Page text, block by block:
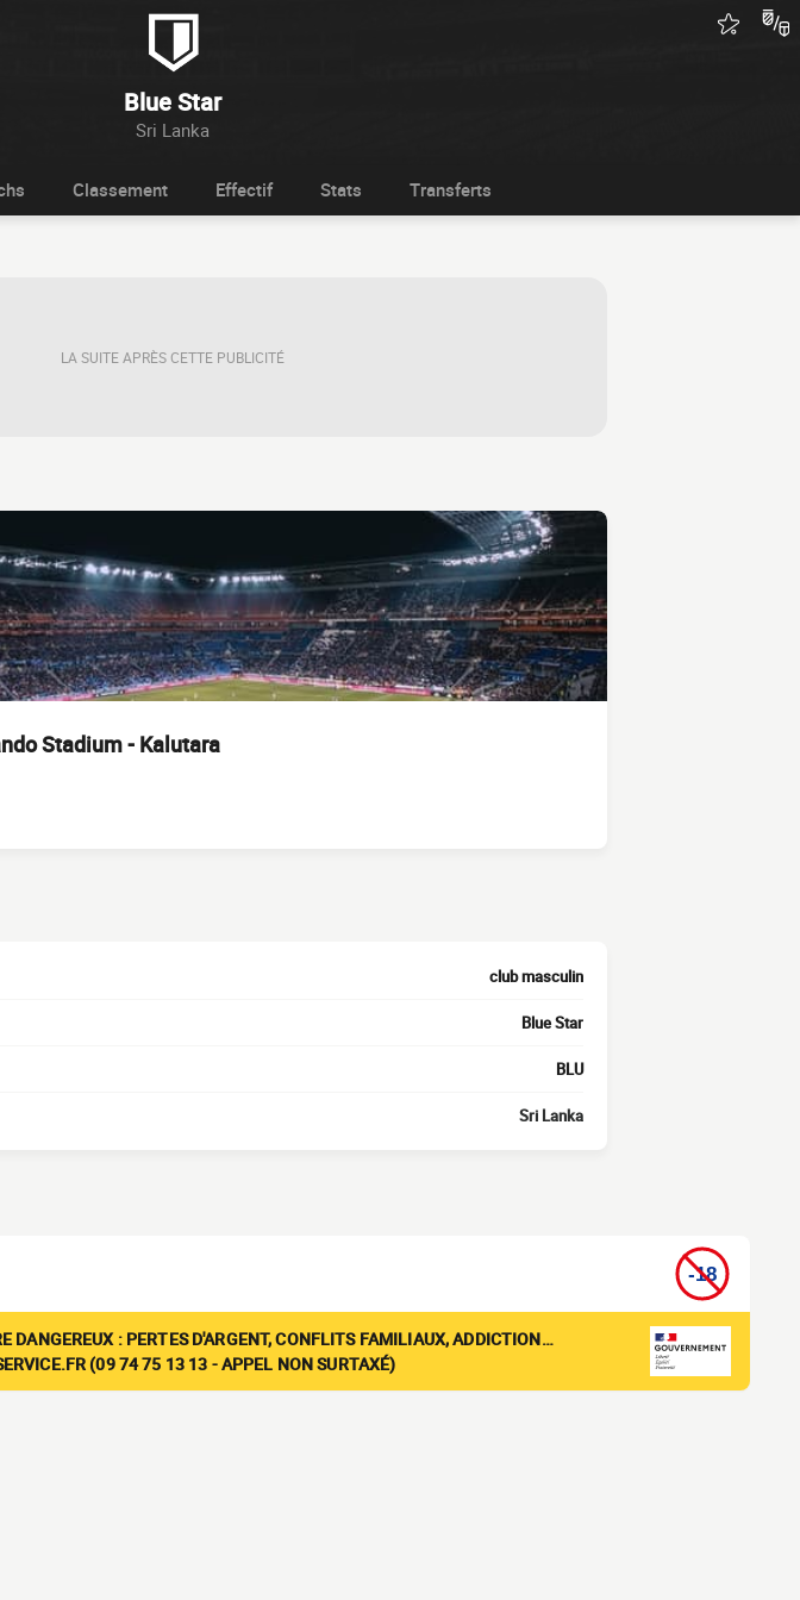
Blue Star
Sri Lanka
Classement Effectif Stats Transferts
LA SUITE APRÈS CETTE PUBLICITÉ
Stadium - Kalutara
club masculin
Blue Star
BLU
Sri Lanka
DANGEREUX : PERTES D'ARGENT, CONFLITS FAMILIAUX, ADDICTION…
(09 74 75 13 13 - APPEL NON SURTAXÉ)